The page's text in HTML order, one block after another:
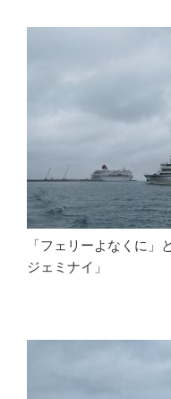
「フェリーよなくに」
ジェミナイ」